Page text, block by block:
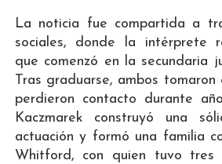
La noticia fue compartida a
sociales, donde la intérprete
que comenzó en la secundaria
Tras graduarse, ambos
perdieron contacto durante
Kaczmarek construyó una
actuación y formó una familia
Whitford, con quien tuvo